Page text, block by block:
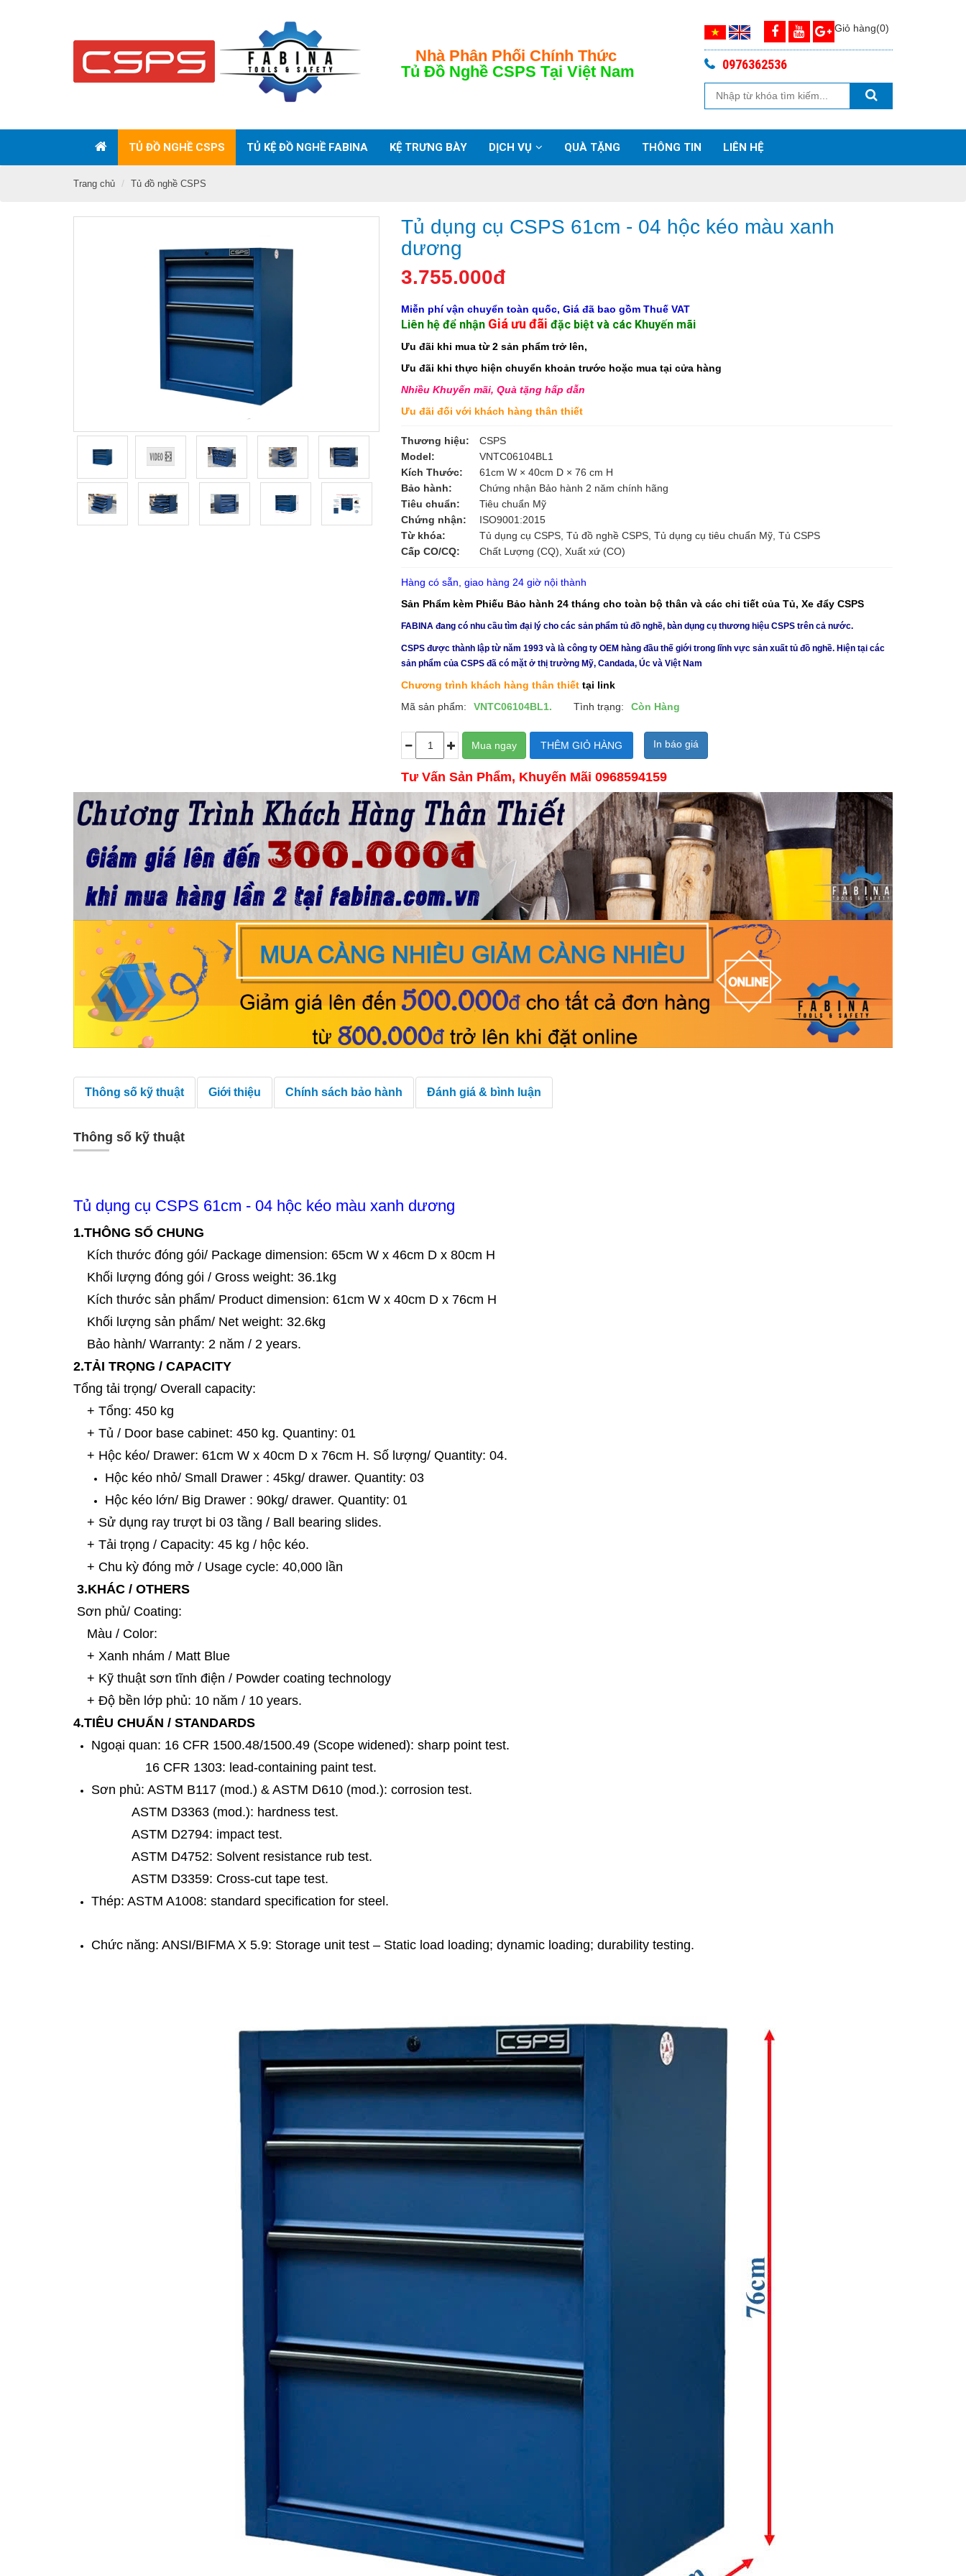
Nhà Phân Phối Chính Thức
Tủ Đồ Nghề CSPSTại Việt Nam
Giỏ hàng(0)
0976362536
TỦ ĐỒ NGHỀ CSPS TỦ KỆ ĐỒ NGHỀ FABINA KỆ TRƯNG BÀY DỊCH VỤ QUÀ TẶNG THÔNG TIN LIÊN HỆ
Trang chủ Tủ đồ nghề CSPS
Tủ dụng cụ CSPS 61cm - 04 hộc kéo màu xanh
dương
3.755.000đ
Miễn phí vận chuyển toàn quốc, Giá đã bao gồm Thuế VAT
Liên hệ để nhận Giá ưu đãi đặc biệt và các Khuyến mãi
Ưu đãi khi mua từ 2 sản phẩm trở lên,
Ưu đãi khi thực hiện chuyển khoản trước hoặc mua tại cửa hàng
Nhiều Khuyến mãi, Quà tặng hấp dẫn
Ưu đãi đối với khách hàng thân thiết
Thương hiệu:
CSPS
Model:
VNTC06104BL1
Kích Thước:
61cm W × 40cm D × 76 cm H
Bảo hành:
Chứng nhận Bảo hành 2 năm chính hãng
Tiêu chuẩn:
Tiêu chuẩn Mỹ
Chứng nhận:
ISO9001:2015
Từ khóa:
Tủ dụng cụ CSPS, Tủ đồ nghề CSPS, Tủ dụng cụ tiêu chuẩn Mỹ, Tủ CSPS
Cấp CO/CQ:
Chất Lượng (CQ), Xuất xứ (CO)
Hàng có sẵn, giao hàng 24 giờ nội thành
Sản Phẩm kèm Phiếu Bảo hành 24 tháng cho toàn bộ thân và các chi tiết của Tủ, Xe đẩy CSPS
FABINA đang có nhu cầu tìm đại lý cho các sản phẩm tủ đồ nghề, bàn dụng cụ thương hiệu CSPS trên cả nước.
CSPS được thành lập từ năm 1993 và là công ty OEM hàng đầu thế giới trong lĩnh vực sản xuất tủ đồ nghề. Hiện tại các
sản phẩm của CSPS đã có mặt ở thị trường Mỹ, Candada, Úc và Việt Nam
Chương trình khách hàng thân thiết tại link
Mã sản phẩm:
VNTC06104BL1. Tình trạng: Còn Hàng
In báo giá
Tư Vấn Sản Phẩm, Khuyến Mãi 0968594159
Thông số kỹ thuật Giới thiệu Chính sách bảo hành Đánh giá & bình luận
Thông số kỹ thuật
Tủ dụng cụ CSPS 61cm - 04 hộc kéo màu xanh dương
1.THÔNG SỐ CHUNG
Kích thước đóng gói/ Package dimension: 65cm W x 46cm D x 80cm H
Khối lượng đóng gói / Gross weight: 36.1kg
Kích thước sản phẩm/ Product dimension: 61cm W x 40cm D x 76cm H
Khối lượng sản phẩm/ Net weight: 32.6kg
Bảo hành/ Warranty: 2 năm / 2 years.
2.TẢI TRỌNG / CAPACITY
Tổng tải trọng/ Overall capacity:
+ Tổng: 450 kg
+ Tủ / Door base cabinet: 450 kg. Quantiny: 01
+ Hộc kéo/ Drawer: 61cm W x 40cm D x 76cm H. Số lượng/ Quantity: 04.
Hộc kéo nhỏ/ Small Drawer : 45kg/ drawer. Quantity: 03
Hộc kéo lớn/ Big Drawer : 90kg/ drawer. Quantity: 01
+ Sử dụng ray trượt bi 03 tầng / Ball bearing slides.
+ Tải trọng / Capacity: 45 kg / hộc kéo.
+ Chu kỳ đóng mở / Usage cycle: 40,000 lần
3.KHÁC / OTHERS
Sơn phủ/ Coating:
Màu / Color:
+ Xanh nhám / Matt Blue
+ Kỹ thuật sơn tĩnh điện / Powder coating technology
+ Độ bền lớp phủ: 10 năm / 10 years.
4.TIÊU CHUẨN / STANDARDS
Ngoại quan: 16 CFR 1500.48/1500.49 (Scope widened): sharp point test.
16 CFR 1303: lead-containing paint test.
Sơn phủ: ASTM B117 (mod.) & ASTM D610 (mod.): corrosion test.
ASTM D3363 (mod.): hardness test.
ASTM D2794: impact test.
ASTM D4752: Solvent resistance rub test.
ASTM D3359: Cross-cut tape test.
Thép: ASTM A1008: standard specification for steel.
Chức năng: ANSI/BIFMA X 5.9: Storage unit test – Static load loading; dynamic loading; durability testing.